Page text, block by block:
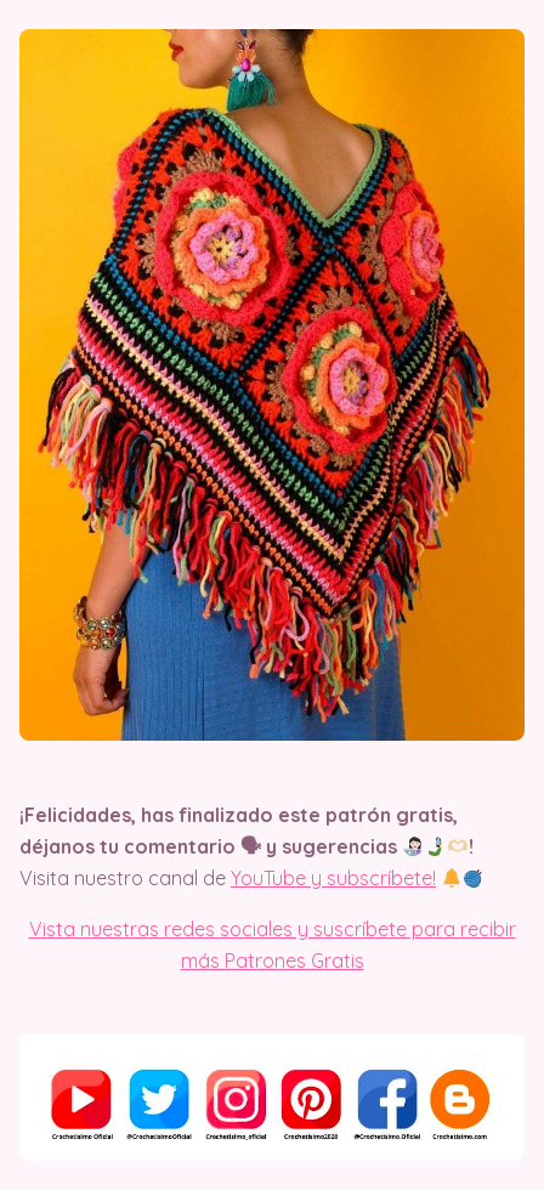
¡Felicidades, has finalizado este patrón gratis,
déjanos tu comentario 🗣 y sugerencias
​!
Visita nuestro canal de YouTube y subscríbete!
Vista nuestras redes sociales y suscríbete para recibir
más Patrones Gratis